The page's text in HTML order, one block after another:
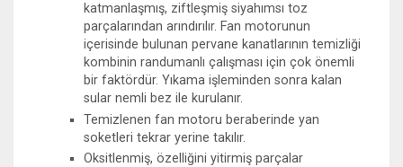
katmanlaşmış, ziftleşmiş siyahımsı toz
parçalarından arındırılır. Fan motorunun
içerisinde bulunan pervane kanatlarının temizliği
kombinin randumanlı çalışması için çok önemli
bir faktördür. Yıkama işleminden sonra kalan
sular nemli bez ile kurulanır.
Temizlenen fan motoru beraberinde yan
soketleri tekrar yerine takılır.
Oksitlenmiş, özelliğini yitirmiş parçalar